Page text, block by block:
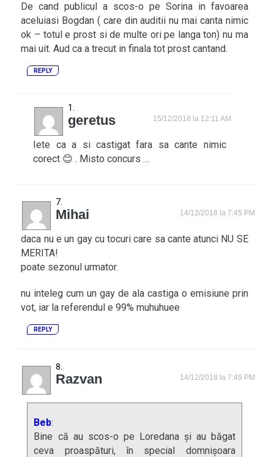
De cand publicul a scos-o pe Sorina in favoarea
aceluiasi Bogdan ( care din auditii nu mai canta nimic
ok – totul e prost si de multe ori pe langa ton) nu ma
mai uit. Aud ca a trecut in finala tot prost cantand.
REPLY
geretus 15/12/2018 la 12:11 AM
Iete ca a si castigat fara sa cante nimic
corect 😊 . Misto concurs …
Mihai 14/12/2018 la 7:45 PM
daca nu e un gay cu tocuri care sa cante atunci NU SE
MERITA!
poate sezonul urmator.
nu inteleg cum un gay de ala castiga o emisiune prin
vot, iar la referendul e 99% muhuhuee
REPLY
Razvan 14/12/2018 la 7:49 PM
Beb:
Bine că au scos-o pe Loredana și au băgat
ceva proaspături, în special domnișoara